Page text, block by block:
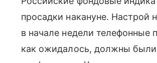
просадки накануне.
в начале недели
как ожидалось, должны были